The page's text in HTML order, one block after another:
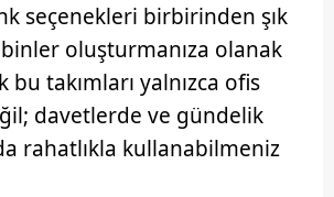
seçenekleri birbirinden şık
oluşturmanıza olanak
bu takımları yalnızca ofis
davetlerde ve gündelik
rahatlıkla kullanabilmeniz